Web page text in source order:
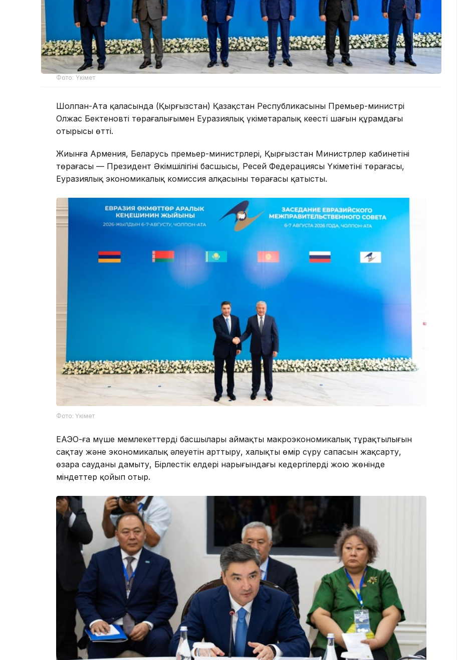
Фото: Үкімет
Шолпан-Ата қаласында (Қырғызстан) Қазақстан Республикасының Премьер-министрі
Олжас Бектеновтің төрағалығымен Еуразиялық үкіметаралық кеңестің шағын құрамдағы
отырысы өтті.
Жиынға Армения, Беларусь премьер-министрлері, Қырғызстан Министрлер кабинетінің
төрағасы — Президент Әкімшілігінің басшысы, Ресей Федерациясы Үкіметінің төрағасы,
Еуразиялық экономикалық комиссия алқасының төрағасы қатысты.
Фото: Үкімет
ЕАЭО-ға мүше мемлекеттердің басшылары аймақтың макроэкономикалық тұрақтылығын
сақтау және экономикалық әлеуетін арттыру, халықтың өмір сүру сапасын жақсарту,
өзара сауданы дамыту, Бірлестік елдері нарығындағы кедергілерді жою жөнінде
міндеттер қойып отыр.